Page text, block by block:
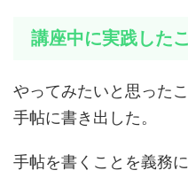
講座中に実践した
やってみたいと思った
手帖に書き出した。
手帖を書くことを義務